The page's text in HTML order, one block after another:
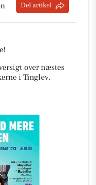
Del artikel
over næstes
i Tinglev.